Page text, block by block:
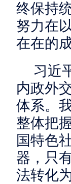
终保持
努力在
在在的
习近
内政外
体系。
整体把
国特色
器，只
法转化